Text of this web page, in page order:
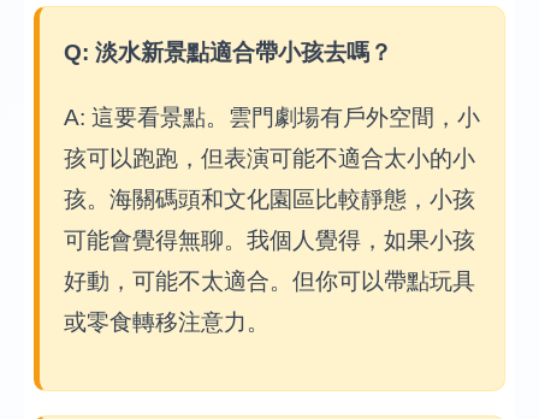
Q: 淡水新景點適合帶小孩去嗎？
A: 這要看景點。雲門劇場有戶外空間，小
孩可以跑跑，但表演可能不適合太小的小
孩。海關碼頭和文化園區比較靜態，小孩
可能會覺得無聊。我個人覺得，如果小孩
好動，可能不太適合。但你可以帶點玩具
或零食轉移注意力。